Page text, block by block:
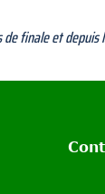
finale et depuis